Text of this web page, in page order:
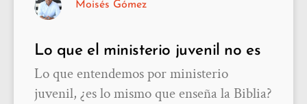
Lo que el ministerio juvenil no es
Lo que entendemos por ministerio
juvenil, ¿es lo mismo que enseña la Biblia?
Moisés Gómez